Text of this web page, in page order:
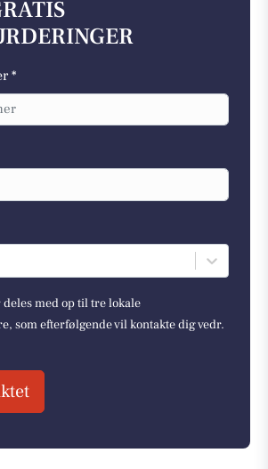
*
med op til tre lokale
som efterfølgende vil kontakte dig vedr.